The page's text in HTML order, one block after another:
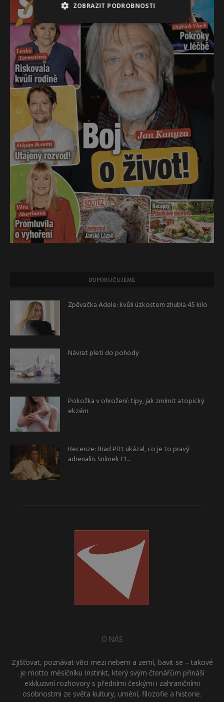
DOPORUČUJEME
Zpěvačka Adele: kvůli úzkostem zhubla 45 kilo
Návrat pleti do pohody
Pokožka v ohrožení: tipy, jak zmírnit atopický
ekzém
Recenze: Brad Pitt ukázal, co je to pravý
adrenalin. Snímek F1...
O NÁS
Zjišťovat, poznávat věci mezi nebem a zemí, bavit se – takové
je motto měsíčníku Instinkt, který svým čtenářům přináší
exkluzivní rozhovory s předními českými i zahraničními
osobnostmi ze světa kultury, umění, filozofie a historie.
ZOBRAZIT PODROBNOSTI